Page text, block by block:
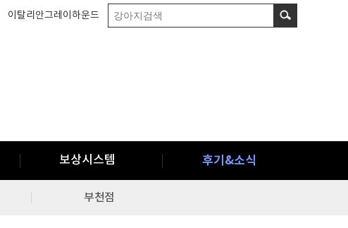
이탈리안그레이하운드
보상시스템 후기&소식
부천점